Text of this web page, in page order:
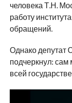
человека Т.Н.
работу
обращений.
Однако депутат
подчеркнул: сам
всей